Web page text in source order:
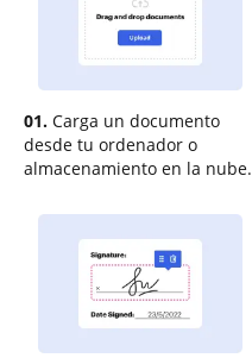
01. Carga un documento
desde tu ordenador o
almacenamiento en la nube.